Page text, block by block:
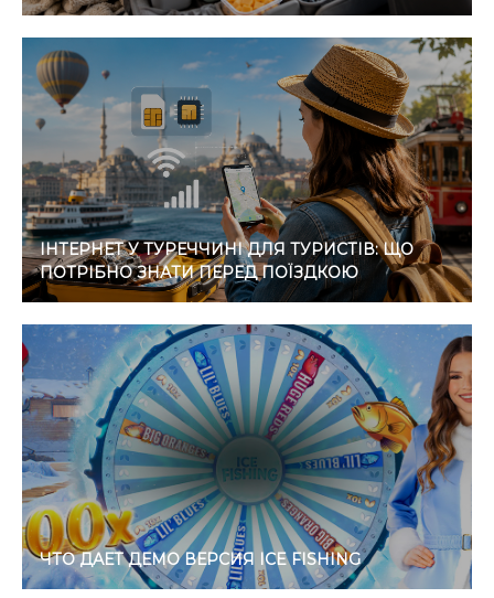
ІНТЕРНЕТ У ТУРЕЧЧИНІ ДЛЯ ТУРИСТІВ: ЩО
ПОТРІБНО ЗНАТИ ПЕРЕД ПОЇЗДКОЮ
ЧТО ДАЕТ ДЕМО ВЕРСИЯ ICE FISHING